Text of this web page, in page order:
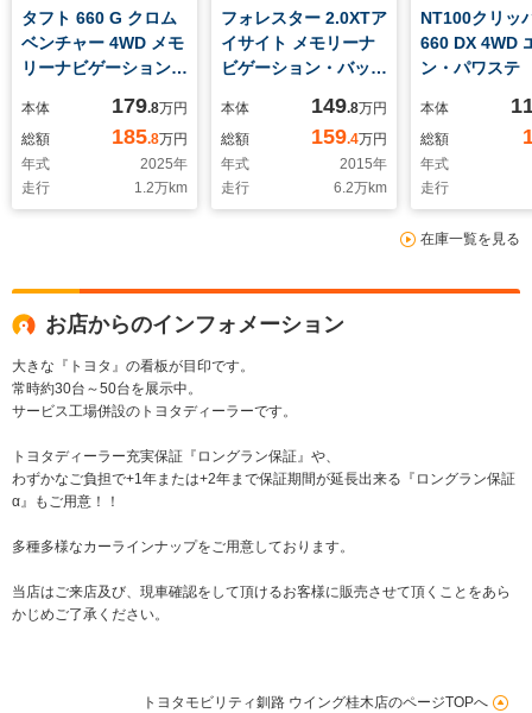
タフト 660 G クロム
ベンチャー 4WD メモ
リーナビゲーション・
マートアシスト・スマ
ートキー
本体 179.8万円
総額
185.8万円
年式
2025年
走行
1.2万km
フォレスター 2.0XTア
イサイト メモリーナ
ビゲーション・バック
ー・アイサイト
本体 149.8万円
総額
159.4万円
年式
2015年
走行
6.2万km
NT100クリッ
660 DX 4WD
ン・パワステ
本体
総額
年式
走行
在庫一覧を見る
お店からのインフォメーション
大きな『トヨタ』の看板が目印です。
常時約30台～50台を展示中。
サービス工場併設のトヨタディーラーです。
トヨタディーラー充実保証『ロングラン保証』や、
わずかなご負担で+1年または+2年まで保証期間が延長出来る『ロングラン保証
α』もご用意！！
多種多様なカーラインナップをご用意しております。
当店はご来店及び、現車確認をして頂けるお客様に販売させて頂くことをあら
かじめご了承ください。
トヨタモビリティ釧路 ウイング桂木店のページTOPへ